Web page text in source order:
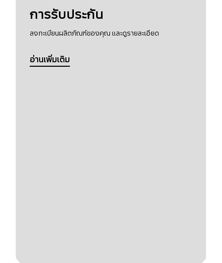
การรับประกัน
ลงทะเบียนผลิตภัณฑ์ของคุณ และดูรายละเอียด
อ่านเพิ่มเติม